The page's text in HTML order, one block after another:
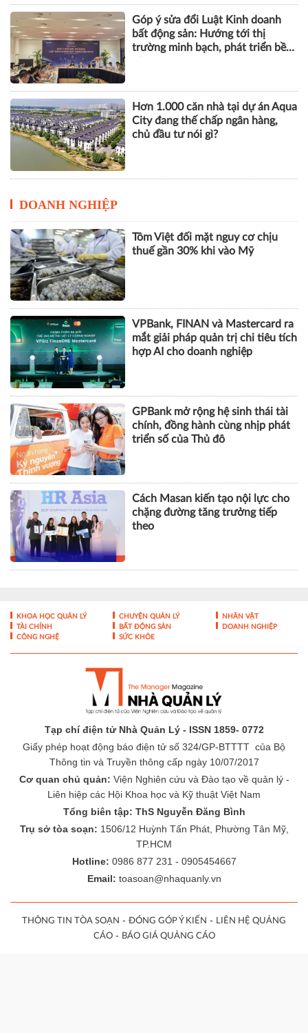
Góp ý sửa đổi Luật Kinh doanh
bất động sản: Hướng tới thị
trường minh bạch, phát triển bền
Hơn 1.000 căn nhà tại dự án Aqua
City đang thế chấp ngân hàng,
chủ đầu tư nói gì?
DOANH NGHIỆP
Tôm Việt đối mặt nguy cơ chịu
thuế gần 30% khi vào Mỹ
VPBank, FINAN và Mastercard ra
mắt giải pháp quản trị chi tiêu tích
hợp AI cho doanh nghiệp
GPBank mở rộng hệ sinh thái tài
chính, đồng hành cùng nhịp phát
triển số của Thủ đô
Cách Masan kiến tạo nội lực cho
chặng đường tăng trưởng tiếp
theo
KHOA HỌC QUẢN LÝ CHUYỆN QUẢN LÝ
NHÂN VẬT
TÀI CHÍNH
BẤT ĐỘNG SẢN
DOANH NGHIỆP
CÔNG NGHỆ
SỨC KHỎE
Tạp chí điện tử Nhà Quản Lý - ISSN 1859- 0772
Giấy phép hoạt động báo điện tử số 324/GP-BTTTT của Bộ
Thông tin và Truyền thông cấp ngày 10/07/2017
Cơ quan chủ quản: Viện Nghiên cứu và Đào tạo về quản lý -
Liên hiệp các Hội Khoa học và Kỹ thuật Việt Nam
Tổng biên tập: ThS Nguyễn Đăng Bình
Trụ sở tòa soạn: 1506/12 Huỳnh Tấn Phát, Phường Tân Mỹ,
TP.HCM
Hotline: 0986 877 231 - 0905454667
Email: toasoan@nhaquanly.vn
THÔNG TIN TÒA SOẠN - ĐÓNG GÓP Ý KIẾN - LIÊN HỆ QUẢNG
CÁO- BÁO GIÁ QUẢNG CÁO